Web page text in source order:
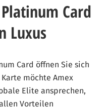
Card
Luxus
Card öffnen Sie sich
möchte Amex
Elite ansprechen,
Vorteilen